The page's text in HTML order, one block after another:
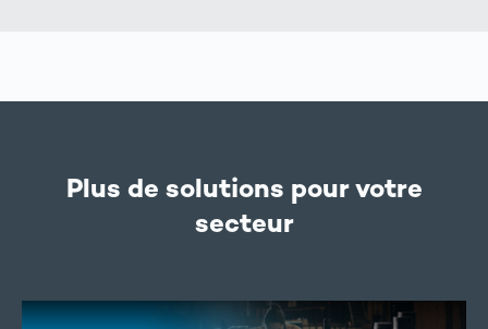
Plus de solutions pour votre
secteur